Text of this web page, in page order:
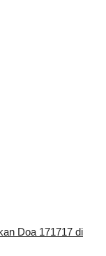
Doa 171717 di